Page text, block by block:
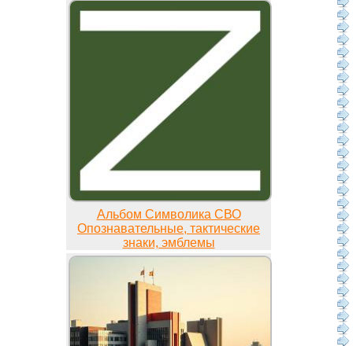
Альбом Символика СВО
Опознавательные, тактические
знаки, эмблемы